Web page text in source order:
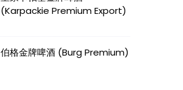
(Karpackie Premium Export)
伯格金牌啤酒 (Burg Premium)